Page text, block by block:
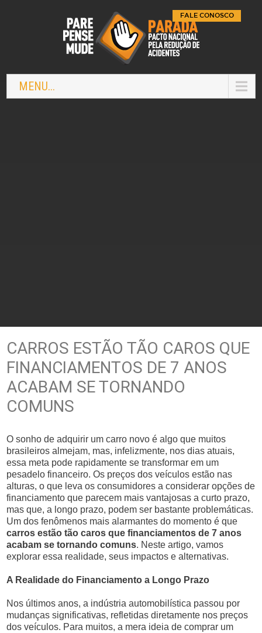
MENU...
FALE CONOSCO
CARROS ESTÃO TÃO CAROS QUE
FINANCIAMENTOS DE 7 ANOS
ACABAM SE TORNANDO
COMUNS
O sonho de adquirir um carro novo é algo que muitos
brasileiros almejam, mas, infelizmente, nos dias atuais,
essa meta pode rapidamente se transformar em um
pesadelo financeiro. Os preços dos veículos estão nas
alturas, o que leva os consumidores a considerar opções de
financiamento que parecem mais vantajosas a curto prazo,
mas que, a longo prazo, podem ser bastante problemáticas.
Um dos fenômenos mais alarmantes do momento é que
carros estão tão caros que financiamentos de 7 anos
acabam se tornando comuns. Neste artigo, vamos
explorar essa realidade, seus impactos e alternativas.
A Realidade do Financiamento a Longo Prazo
Nos últimos anos, a indústria automobilística passou por
mudanças significativas, refletidas diretamente nos preços
dos veículos. Para muitos, a mera ideia de comprar um